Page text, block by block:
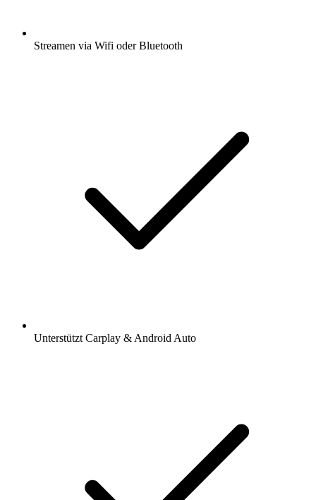
Streamen via Wifi oder Bluetooth
Unterstützt Carplay & Android Auto